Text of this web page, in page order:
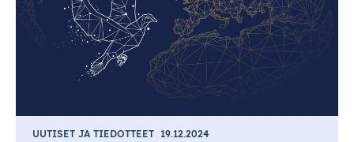
UUTISET JA TIEDOTTEET 19.12.2024